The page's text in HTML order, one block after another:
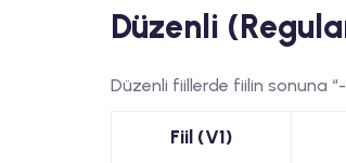
Düzenli
Düzenli fiillerde fiilin sonuna
Fiil (V1)